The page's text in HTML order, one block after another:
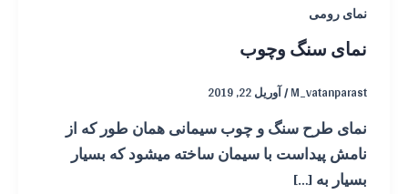
نمای رومی
نمای سنگ وچوب
M_vatanparast
/آوریل 22, 2019
نمای طرح سنگ و چوب سیمانی همان طور که از
نامش پیداست با سیمان ساخته میشود که بسیار
بسیار به […]